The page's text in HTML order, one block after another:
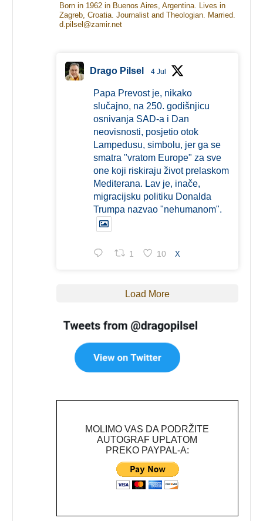
Born in 1962 in Buenos Aires, Argentina. Lives in
Zagreb, Croatia. Journalist and Theologian. Married.
d.pilsel@zamir.net
Drago Pilsel 4 Jul
Papa Prevost je, nikako
slučajno, na 250. godišnjicu
osnivanja SAD-a i Dan
neovisnosti, posjetio otok
Lampedusu, simbolu, jer ga se
smatra "vratom Europe" za sve
one koji riskiraju život prelaskom
Mediterana. Lav je, inače,
migracijsku politiku Donalda
Trumpa nazvao "nehumanom".
1 10 X
Load More
MOLIMO VAS DA PODRŽITE
AUTOGRAF UPLATOM
PREKO PAYPAL-A: